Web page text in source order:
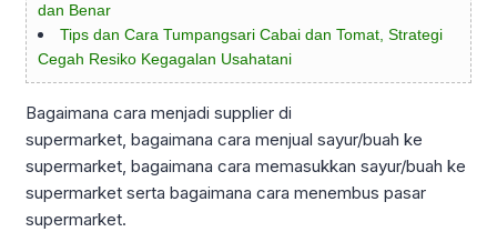
dan Benar
Tips dan Cara Tumpangsari Cabai dan Tomat, Strategi
Cegah Resiko Kegagalan Usahatani
Bagaimana cara menjadi supplier di
supermarket, bagaimana cara menjual sayur/buah ke
supermarket, bagaimana cara memasukkan sayur/buah ke
supermarket serta bagaimana cara menembus pasar
supermarket.